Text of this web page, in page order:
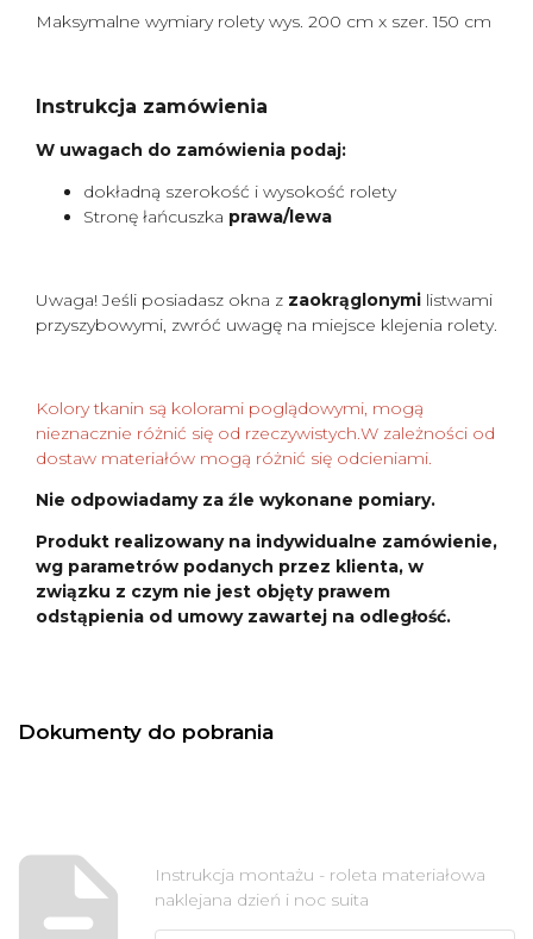
Maksymalne wymiary rolety wys. 200 cm x szer. 150 cm
Instrukcja zamówienia
W uwagach do zamówienia podaj:
dokładną szerokość i wysokość rolety
Stronę łańcuszka prawa/lewa
Uwaga! Jeśli posiadasz okna z zaokrąglonymi listwami
przyszybowymi, zwróć uwagę na miejsce klejenia rolety.
Kolory tkanin są kolorami poglądowymi, mogą
nieznacznie różnić się od rzeczywistych.W zależności od
dostaw materiałów mogą różnić się odcieniami.
Nie odpowiadamy za źle wykonane pomiary.
Produkt realizowany na indywidualne zamówienie,
wg parametrów podanych przez klienta, w
związku z czym nie jest objęty prawem
odstąpienia od umowy zawartej na odległość.
Dokumenty do pobrania
Instrukcja montażu - roleta materiałowa
naklejana dzień i noc suita